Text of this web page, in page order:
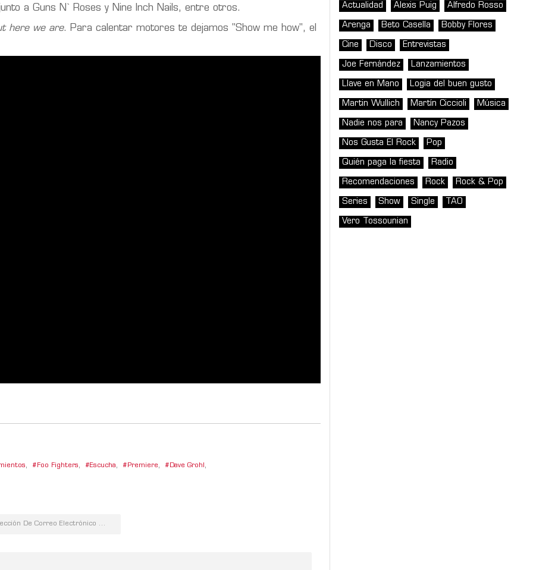
a Guns N` Roses y Nine Inch Nails, entre otros.
here we are. Para calentar motores te dejamos "Show me how", el
, Foo Fighters, Escucha, Premiere, Dave Grohl ,
Actualidad Alexis Puig Alfredo Rosso
Arenga Beto Casella Bobby Flores
Cine Disco Entrevistas
Joe Fernández Lanzamientos
Llave en Mano Logia del buen gusto
Martin Wullich Martín Ciccioli Música
Nadie nos para Nancy Pazos
Nos Gusta El Rock Pop
Quién paga la fiesta Radio
Recomendaciones Rock Rock & Pop
Series Show Single TAO
Vero Tossounian